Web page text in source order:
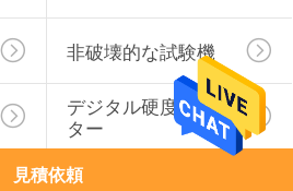
非破壊的な試験機
デジタル硬度のテス
ター
見積依頼